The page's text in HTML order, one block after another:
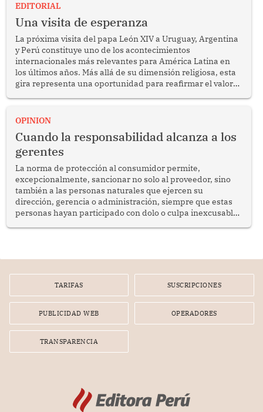
EDITORIAL
Una visita de esperanza
La próxima visita del papa León XIV a Uruguay, Argentina
y Perú constituye uno de los acontecimientos
internacionales más relevantes para América Latina en
los últimos años. Más allá de su dimensión religiosa, esta
gira representa una oportunidad para reafirmar el valor
enfrenta desafíos en materia de desarrollo, cohesión
OPINION
Cuando la responsabilidad alcanza a los
gerentes
La norma de protección al consumidor permite,
excepcionalmente, sancionar no solo al proveedor, sino
también a las personas naturales que ejercen su
dirección, gerencia o administración, siempre que estas
personas hayan participado con dolo o culpa inexcusable
por la frustrada realización de un meet and greet con
TARIFAS SUSCRIPCIONES
PUBLICIDAD WEB OPERADORES
TRANSPARENCIA